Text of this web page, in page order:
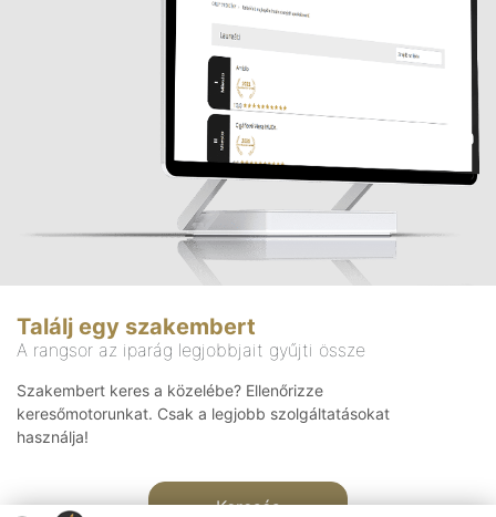
Találj egy szakembert
A rangsor az iparág legjobbjait gyűjti össze
Szakembert keres a közelébe? Ellenőrizze
keresőmotorunkat. Csak a legjobb szolgáltatásokat
használja!
Keresés